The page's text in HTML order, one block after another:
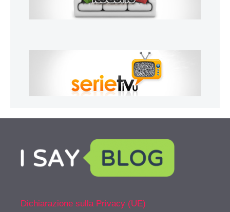
Dichiarazione sulla Privacy (UE)